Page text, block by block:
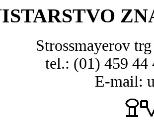
Strossmayerov
tel.: (01) 459 44
E-mail: